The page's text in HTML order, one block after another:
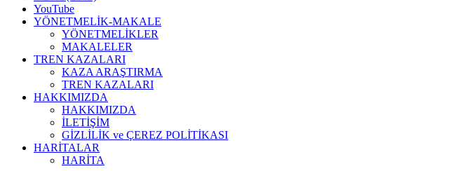
YouTube
YÖNETMELİK-MAKALE
YÖNETMELİKLER
MAKALELER
TREN KAZALARI
KAZA ARAŞTIRMA
TREN KAZALARI
HAKKIMIZDA
HAKKIMIZDA
İLETİŞİM
GİZLİLİK ve ÇEREZ POLİTİKASI
HARİTALAR
HARİTA